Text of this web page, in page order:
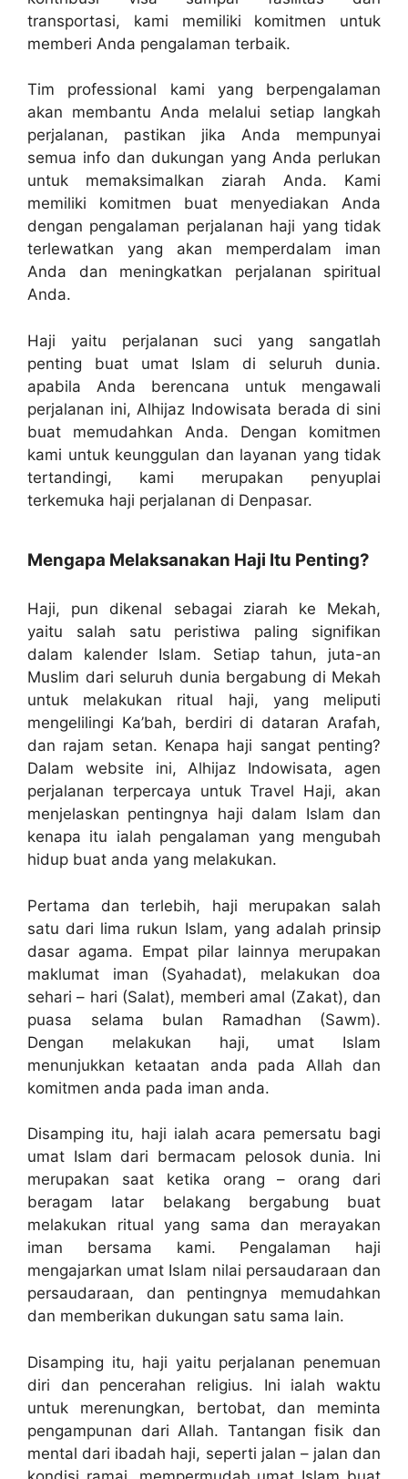
transportasi, kami memiliki komitmen untuk
memberi Anda pengalaman terbaik.
Tim professional kami yang berpengalaman
akan membantu Anda melalui setiap langkah
perjalanan, pastikan jika Anda mempunyai
semua info dan dukungan yang Anda perlukan
untuk memaksimalkan ziarah Anda. Kami
memiliki komitmen buat menyediakan Anda
dengan pengalaman perjalanan haji yang tidak
terlewatkan yang akan memperdalam iman
Anda dan meningkatkan perjalanan spiritual
Anda.
Haji yaitu perjalanan suci yang sangatlah
penting buat umat Islam di seluruh dunia.
apabila Anda berencana untuk mengawali
perjalanan ini, Alhijaz Indowisata berada di sini
buat memudahkan Anda. Dengan komitmen
kami untuk keunggulan dan layanan yang tidak
tertandingi, kami merupakan penyuplai
terkemuka haji perjalanan di Denpasar.
Mengapa Melaksanakan Haji Itu Penting?
Haji, pun dikenal sebagai ziarah ke Mekah,
yaitu salah satu peristiwa paling signifikan
dalam kalender Islam. Setiap tahun, juta-an
Muslim dari seluruh dunia bergabung di Mekah
untuk melakukan ritual haji, yang meliputi
mengelilingi Ka’bah, berdiri di dataran Arafah,
dan rajam setan. Kenapa haji sangat penting?
Dalam website ini, Alhijaz Indowisata, agen
perjalanan terpercaya untuk Travel Haji, akan
menjelaskan pentingnya haji dalam Islam dan
kenapa itu ialah pengalaman yang mengubah
hidup buat anda yang melakukan.
Pertama dan terlebih, haji merupakan salah
satu dari lima rukun Islam, yang adalah prinsip
dasar agama. Empat pilar lainnya merupakan
maklumat iman (Syahadat), melakukan doa
sehari – hari (Salat), memberi amal (Zakat), dan
puasa selama bulan Ramadhan (Sawm).
Dengan melakukan haji, umat Islam
menunjukkan ketaatan anda pada Allah dan
komitmen anda pada iman anda.
Disamping itu, haji ialah acara pemersatu bagi
umat Islam dari bermacam pelosok dunia. Ini
merupakan saat ketika orang – orang dari
beragam latar belakang bergabung buat
melakukan ritual yang sama dan merayakan
iman bersama kami. Pengalaman haji
mengajarkan umat Islam nilai persaudaraan dan
persaudaraan, dan pentingnya memudahkan
dan memberikan dukungan satu sama lain.
Disamping itu, haji yaitu perjalanan penemuan
diri dan pencerahan religius. Ini ialah waktu
untuk merenungkan, bertobat, dan meminta
pengampunan dari Allah. Tantangan fisik dan
mental dari ibadah haji, seperti jalan – jalan dan